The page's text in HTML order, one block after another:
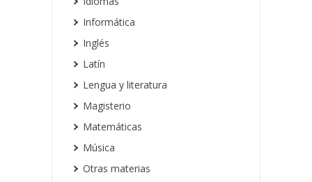
Informática
Inglés
Latín
Lengua y literatura
Magisterio
Matemáticas
Música
Otras materias